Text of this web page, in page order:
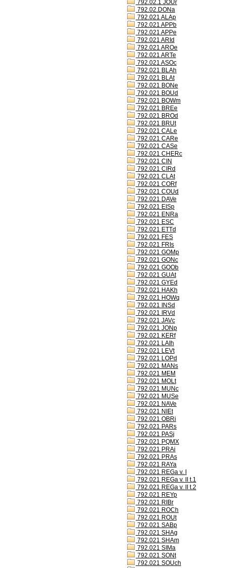
792.02.1 JOUr
792.02.DONa
792.021 ALAp
792.021 APPb
792.021 APPe
792.021 ARId
792.021 AROe
792.021 ARTe
792.021 ASOc
792.021 BLAh
792.021 BLAt
792.021 BONe
792.021 BOUd
792.021 BOWm
792.021 BREe
792.021 BROd
792.021 BRUt
792.021 CALe
792.021 CARe
792.021 CASe
792.021 CHERc
792.021 CIN
792.021 CIRd
792.021 CLAt
792.021 CORf
792.021 COUd
792.021 DAVe
792.021 EISp
792.021 ENRa
792.021 ESC
792.021 ETTd
792.021 FES
792.021 FRIs
792.021 GOMp
792.021 GONc
792.021 GOOb
792.021 GUAt
792.021 GYEd
792.021 HAKh
792.021 HOWq
792.021 INSd
792.021 IRVd
792.021 JAVc
792.021 JONp
792.021 KERf
792.021 LAIh
792.021 LEVt
792.021 LOPd
792.021 MANs
792.021 MEM
792.021 MOLt
792.021 MUNc
792.021 MUSe
792.021 NAVe
792.021 NIEt
792.021 OBRi
792.021 PARs
792.021 PASj
792.021 PQMX
792.021 PRAi
792.021 PRAs
792.021 RAYa
792.021 REGa v. I
792.021 REGa v. II t.1
792.021 REGa v. II t.2
792.021 REYp
792.021 RIBr
792.021 ROCh
792.021 ROUt
792.021 SABp
792.021 SHAg
792.021 SHAm
792.021 SIMa
792.021 SONt
792.021 SOUch